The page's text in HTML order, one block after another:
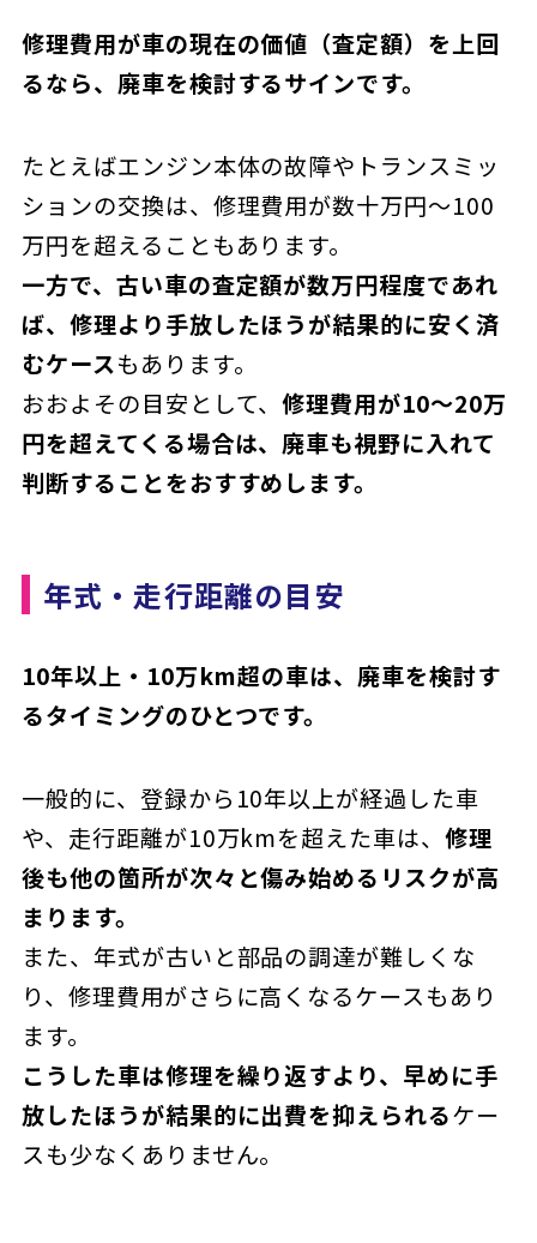
修理費用が車の現在の価値（査定額）を上回
るなら、廃車を検討するサインです。
たとえばエンジン本体の故障やトランスミッ
ションの交換は、修理費用が数十万円〜100
万円を超えることもあります。
一方で、古い車の査定額が数万円程度であれ
ば、修理より手放したほうが結果的に安く済
むケースもあります。
おおよその目安として、修理費用が10〜20万
円を超えてくる場合は、廃車も視野に入れて
判断することをおすすめします。
年式・走行距離の目安
10年以上・10万km超の車は、廃車を検討す
るタイミングのひとつです。
一般的に、登録から10年以上が経過した車
や、走行距離が10万kmを超えた車は、修理
後も他の箇所が次々と傷み始めるリスクが高
まります。
また、年式が古いと部品の調達が難しくな
り、修理費用がさらに高くなるケースもあり
ます。
こうした車は修理を繰り返すより、早めに手
放したほうが結果的に出費を抑えられるケー
スも少なくありません。